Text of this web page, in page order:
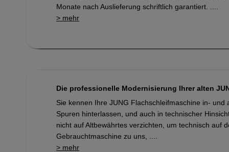
Monate nach Auslieferung schriftlich garantiert. ....
> mehr
Die professionelle Modernisierung Ihrer alten
Sie kennen Ihre JUNG Flachschleifmaschine in-
Spuren hinterlassen, und auch in technischer
nicht auf Altbewährtes verzichten, um technisch auf
Gebrauchtmaschine zu uns, ....
> mehr